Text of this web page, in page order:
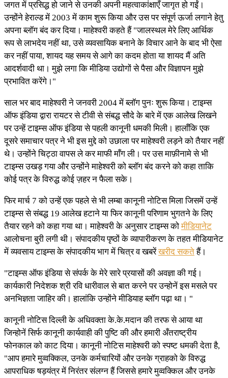
जगत में प्रसिद्ध हो जाने से उनकी अपनी महत्वाकांक्षाएँ जागृत हो गईं।
उन्होंने हेराल्ड में 2003 में काम शुरू किया और उस पर संपूर्ण ऊर्जा लगाने हेतु
अपना ब्लॉग बंद कर दिया। माहेश्वरी कहते हैं "जालस्थल मेरे लिए आर्थिक
रूप से लाभदेय नहीं था, उसे व्यवसायिक बनाने के विचार आने के बाद भी ऐसा
कर नहीं पाया, शायद यह समय से आगे का कदम होता या शायद मैं अति
आदर्शवादी था। मुझे लगा कि मीडिया उद्योगों से पैसा और विज्ञापन मुझे
प्रभावित करेंगे।"
साल भर बाद माहेश्वरी ने जनवरी 2004 में ब्लॉग पुनः शुरू किया। टाइम्स
ऑफ इंडिया द्वारा रायटर से टीवी से संबद्ध सौदे के बारे में एक आलेख लिखने
पर उन्हें टाइम्स ऑफ इंडिया से पहली कानूनी धमकी मिली। हालाँकि एक
दूसरे समाचार पत्र ने भी इस मुद्दे को उछाला पर माहेश्वरी लड़ने को तैयार नहीं
थे। उन्होंने चिट्ठा वापस ले कर माफी माँग ली। पर उस माफ़ीनामे से भी
टाइम्स उखड़ गया और उन्होंने माहेश्वरी को ब्लॉग बंद करने को कहा ताकि
कोई पत्र के विरुद्ध कोई ज़हर न फैला सके।
फिर मार्च 7 को उन्हें एक पहले से भी लम्बा कानूनी नोटिस मिला जिसमें उन्हें
टाइम्स से संबद्ध 19 आलेख हटाने या फिर कानूनी परिणाम भुगतने के लिए
तैयार रहने को कहा गया था। माहेश्वरी के अनुसार टाइम्स कोमीडियानेट
आलोचना बुरी लगी थी। संपादकीय पृष्ठों के व्यापारीकरण के तहत मीडियानेट
में व्यवसाय टाइम्स के संपादकीय भाग में चित्र व खबरेंखरीद सकतेहैं।
"टाइम्स ऑफ इंडिया से संपर्क के मेरे सारे प्रयासों की अवज्ञा की गई।
कार्यकारी निदेशक श्री रवि धारीवाल से बात करने पर उन्होनें इस मसले पर
अनभिज्ञता जाहिर की। हालांकि उन्होंने मीडियाह ब्लॉग पढ़ा था। "
कानूनी नोटिस दिल्ली के अधिवक्ता के.के.मदान की तरफ से आया था
जिन्होनें सिर्फ कानूनी कार्यवाही की पुष्टि की और हमारी अँतराष्ट्रीय
फोनकाल को काट दिया। कानूनी नोटिस माहेश्वरी को स्पष्ट धमकी देता है,
"आप हमारे मुव्वक्किल, उनके कर्मचारियों और उनके ग्राहको के विरुद्ध
आपराधिक षड़यंत्र में निरंतर संलग्न हैं जिससे हमारे मुव्वक्किल और उनके